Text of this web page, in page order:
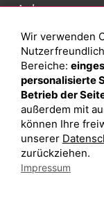
Anlage
Depot eröffnen
Depot vergleichen
Junior Depot
Top-Seller-Fonds
Top-Fonds
Fonds-Suche
Wir verwenden
Bereiche:
personalisierte
Betrieb der
außerdem mit
können Ihre
unserer
zurückziehen.
Impressum